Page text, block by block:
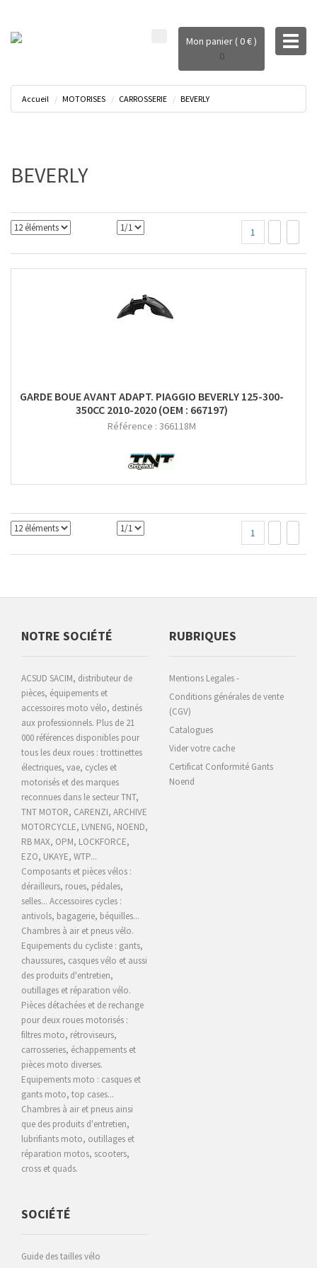
Mon panier ( 0 € )
0
Accueil MOTORISES CARROSSERIE BEVERLY
BEVERLY
1
GARDE BOUE AVANT ADAPT. PIAGGIO BEVERLY 125-300-
350CC 2010-2020 (OEM : 667197)
Référence : 366118M
1
NOTRE SOCIÉTÉ
ACSUD SACIM, distributeur de
pièces, équipements et
accessoires moto vélo, destinés
aux professionnels. Plus de 21
000 références disponibles pour
tous les deux roues : trottinettes
électriques, vae, cycles et
motorisés et des marques
reconnues dans le secteur TNT,
TNT MOTOR, CARENZI, ARCHIVE
MOTORCYCLE, LVNENG, NOEND,
RB MAX, OPM, LOCKFORCE,
EZO, UKAYE, WTP...
Composants et pièces vélos :
dérailleurs, roues, pédales,
selles... Accessoires cycles :
antivols, bagagerie, béquilles...
Chambres à air et pneus vélo.
Equipements du cycliste : gants,
chaussures, casques vélo et aussi
des produits d'entretien,
outillages et réparation vélo.
Pièces détachées et de rechange
pour deux roues motorisés :
filtres moto, rétroviseurs,
carrosseries, échappements et
pièces moto diverses.
Equipements moto : casques et
gants moto, top cases...
Chambres à air et pneus ainsi
que des produits d'entretien,
lubrifiants moto, outillages et
réparation motos, scooters,
cross et quads.
RUBRIQUES
Mentions Legales -
Conditions générales de vente
(CGV)
Catalogues
Vider votre cache
Certificat Conformité Gants
Noend
SOCIÉTÉ
Guide des tailles vélo